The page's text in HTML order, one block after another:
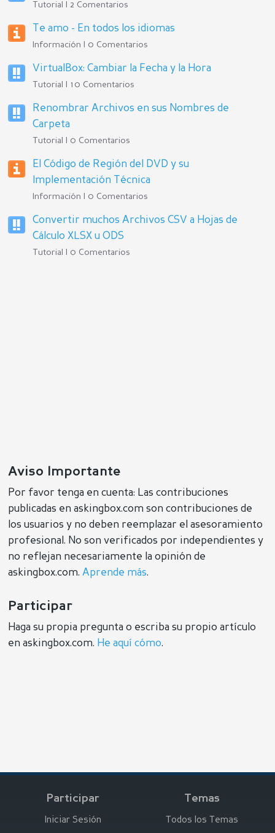
Tutorial | 2 Comentarios
Te amo - En todos los idiomas
Información | 0 Comentarios
VirtualBox: Cambiar la Fecha y la Hora
Tutorial | 10 Comentarios
Renombrar Archivos en sus Nombres de
Carpeta
Tutorial | 0 Comentarios
El Código de Región del DVD y su
Implementación Técnica
Información | 0 Comentarios
Convertir muchos Archivos CSV a Hojas de
Cálculo XLSX u ODS
Tutorial | 0 Comentarios
Aviso Importante
Por favor tenga en cuenta: Las contribuciones
publicadas en askingbox.com son contribuciones de
los usuarios y no deben reemplazar el asesoramiento
profesional. No son verificados por independientes y
no reflejan necesariamente la opinión de
askingbox.com.Aprende más.
Participar
Haga su propia pregunta o escriba su propio artículo
en askingbox.com. He aquí cómo.
Participar
Iniciar Sesión
Temas
Todos los Temas